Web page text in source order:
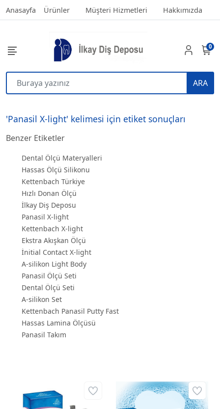
Anasayfa Ürünler Müşteri Hizmetleri Hakkımızda
ARA
0
'Panasil X-light' kelimesi için etiket sonuçları
Benzer Etiketler
Dental Ölçü Materyalleri
Hassas Ölçü Silikonu
Kettenbach Türkiye
Hızlı Donan Ölçü
İlkay Diş Deposu
Panasil X-light
Kettenbach X-light
Ekstra Akışkan Ölçü
İnitial Contact X-light
A-silikon Light Body
Panasil Ölçü Seti
Dental Ölçü Seti
A-silikon Set
Kettenbach Panasil Putty Fast
Hassas Lamina Ölçüsü
Panasil Takım